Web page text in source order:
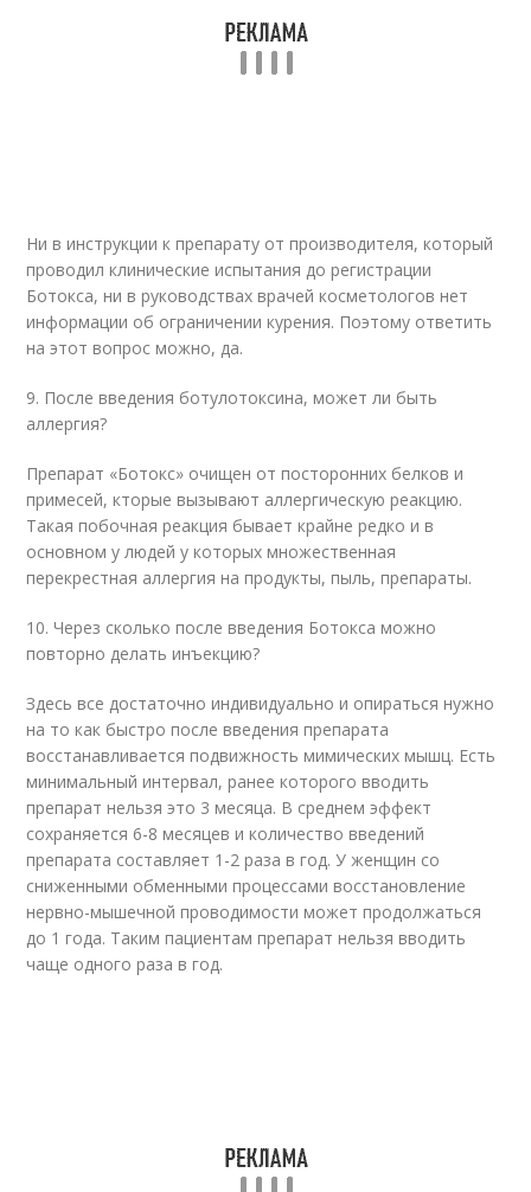
Ни в инструкции к препарату от производителя, который
проводил клинические испытания до регистрации
Ботокса, ни в руководствах врачей косметологов нет
информации об ограничении курения. Поэтому ответить
на этот вопрос можно, да.
9. После введения ботулотоксина, может ли быть
аллергия?
Препарат «Ботокс» очищен от посторонних белков и
примесей, кторые вызывают аллергическую реакцию.
Такая побочная реакция бывает крайне редко и в
основном у людей у которых множественная
перекрестная аллергия на продукты, пыль, препараты.
10. Через сколько после введения Ботокса можно
повторно делать инъекцию?
Здесь все достаточно индивидуально и опираться нужно
на то как быстро после введения препарата
восстанавливается подвижность мимических мышц. Есть
минимальный интервал, ранее которого вводить
препарат нельзя это 3 месяца. В среднем эффект
сохраняется 6-8 месяцев и количество введений
препарата составляет 1-2 раза в год. У женщин со
сниженными обменными процессами восстановление
нервно-мышечной проводимости может продолжаться
до 1 года. Таким пациентам препарат нельзя вводить
чаще одного раза в год.